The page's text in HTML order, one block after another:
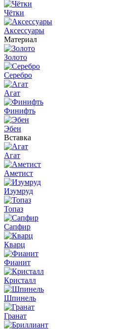
Чётки
Аксессуары
Материал
Золото
Серебро
Агат
Финифть
Эбен
Вставка
Агат
Аметист
Изумруд
Топаз
Сапфир
Кварц
Фианит
Кристалл
Шпинель
Гранат